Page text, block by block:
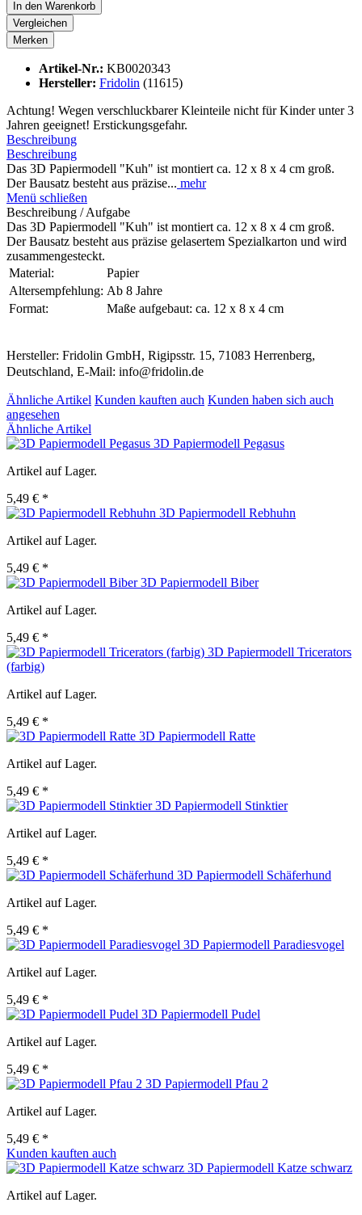
In den Warenkorb
Vergleichen
Merken
Artikel-Nr.: KB0020343
Hersteller: Fridolin (11615)
Achtung! Wegen verschluckbarer Kleinteile nicht für Kinder unter 3
Jahren geeignet! Erstickungsgefahr.
Beschreibung
Beschreibung
Das 3D Papiermodell "Kuh" ist montiert ca. 12 x 8 x 4 cm groß.
Der Bausatz besteht aus präzise... mehr
Menü schließen
Beschreibung / Aufgabe
Das 3D Papiermodell "Kuh" ist montiert ca. 12 x 8 x 4 cm groß.
Der Bausatz besteht aus präzise gelasertem Spezialkarton und wird
zusammengesteckt.
Material:
Papier
Altersempfehlung: Ab 8 Jahre
Format:
Maße aufgebaut: ca. 12 x 8 x 4 cm
Hersteller: Fridolin GmbH, Rigipsstr. 15, 71083 Herrenberg,
Deutschland, E-Mail: info@fridolin.de
Ähnliche Artikel Kunden kauften auch Kunden haben sich auch
angesehen
Ähnliche Artikel
3D Papiermodell Pegasus
Artikel auf Lager.
5,49 € *
3D Papiermodell Rebhuhn
Artikel auf Lager.
5,49 € *
3D Papiermodell Biber
Artikel auf Lager.
5,49 € *
3D Papiermodell Tricerators
(farbig)
Artikel auf Lager.
5,49 € *
3D Papiermodell Ratte
Artikel auf Lager.
5,49 € *
3D Papiermodell Stinktier
Artikel auf Lager.
5,49 € *
3D Papiermodell Schäferhund
Artikel auf Lager.
5,49 € *
3D Papiermodell Paradiesvogel
Artikel auf Lager.
5,49 € *
3D Papiermodell Pudel
Artikel auf Lager.
5,49 € *
3D Papiermodell Pfau 2
Artikel auf Lager.
5,49 € *
Kunden kauften auch
3D Papiermodell Katze schwarz
Artikel auf Lager.